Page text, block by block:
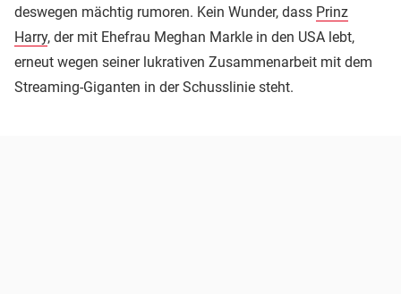
deswegen mächtig rumoren. Kein Wunder, dass Prinz
Harry, der mit Ehefrau Meghan Markle in den USA lebt,
erneut wegen seiner lukrativen Zusammenarbeit mit dem
Streaming-Giganten in der Schusslinie steht.